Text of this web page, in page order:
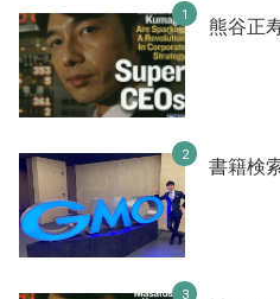
熊谷正
書籍検